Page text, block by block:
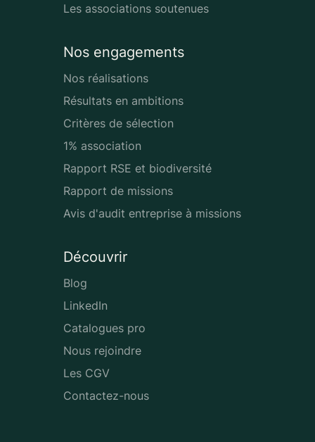
Les associations soutenues
Nos engagements
Nos réalisations
Résultats en ambitions
Critères de sélection
1% association
Rapport RSE et biodiversité
Rapport de missions
Avis d'audit entreprise à missions
Découvrir
Blog
LinkedIn
Catalogues pro
Nous rejoindre
Les CGV
Contactez-nous